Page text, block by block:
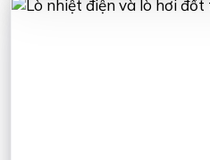
theo mức độ tác động mài mòn,